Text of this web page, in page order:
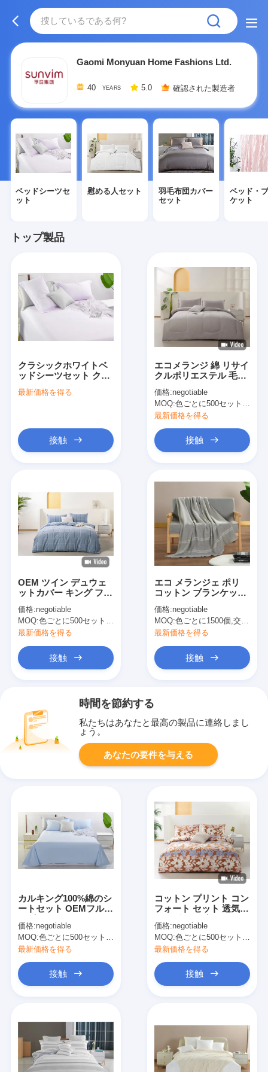
Gaomi Monyuan Home Fashions Ltd.
40 YEARS 5.0 確認された製造者
ベッドシーツセ
ット
慰める人セット
羽毛布団カバー
セット
ベッド・
ケット
トップ製品
クラシックホワイトベ
ッドシーツセット クイ
ルシーズン ツインベッ
最新価格を得る
接触
エコメランジ 綿 リサイ
クルポリエステル 毛布
価格:negotiable
MOQ:色ごとに500セット 交渉可能
最新価格を得る
接触
OEM ツイン デュウェ
ットカバー キング フル
バー ブルー ポリエステ
ル ブランド フラネル
価格:negotiable
MOQ:色ごとに500セット 交渉可能
最新価格を得る
接触
エコ メランジェ ポリ
コットン ブランケット
ステル ブランケット
価格:negotiable
MOQ:色ごとに1500個,交渉可能
最新価格を得る
接触
時間を節約する
私たちはあなたと最高の製品に連絡しまし
ょう。
あなたの要件を与える
カルキング100%綿のシ
ートセット OEMフルサ
価格:negotiable
MOQ:色ごとに500セット 交渉可能
最新価格を得る
接触
コットン プリント コン
フォート セット 透気
ート セット
価格:negotiable
MOQ:色ごとに500セット 交渉可能
最新価格を得る
接触